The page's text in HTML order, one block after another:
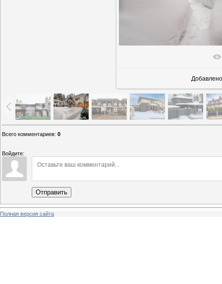
В
Добавлено
Всего комментариев: 0
Войдите:
Отправить
Полная версия сайта